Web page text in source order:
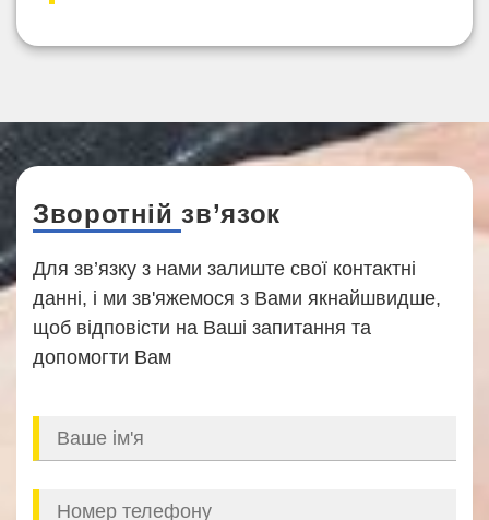
Зворотній зв’язок
Для зв’язку з нами залиште свої контактні
данні, і ми зв'яжемося з Вами якнайшвидше,
щоб відповісти на Ваші запитання та
допомогти Вам